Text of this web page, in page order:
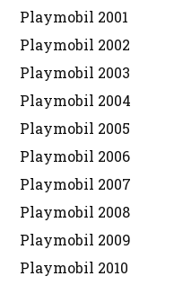
Playmobil 2001
Playmobil 2002
Playmobil 2003
Playmobil 2004
Playmobil 2005
Playmobil 2006
Playmobil 2007
Playmobil 2008
Playmobil 2009
Playmobil 2010